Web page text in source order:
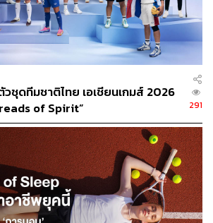
ยิมนาสติก สหรัฐอเมริกา
นอกสนามอยู่หลายปีและกระทบต่อผล
ซิโมน ไบลส์ นักยิมนาสติกแห่ง
ดสินใจอำลาวงการหลังจบโอลิมปิกเกมส์
ชุดทีมชาติไทย เอเชียนเกมส์ 2026
of Spirit”
291